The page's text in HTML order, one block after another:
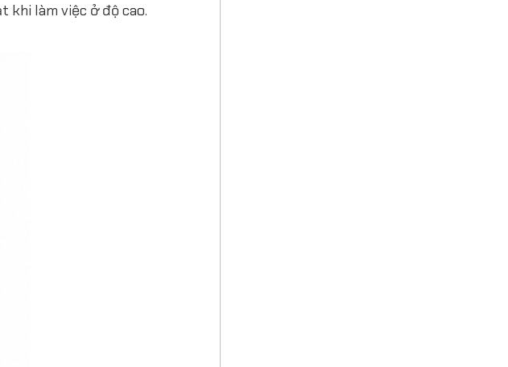
khi làm việc ở độ cao.